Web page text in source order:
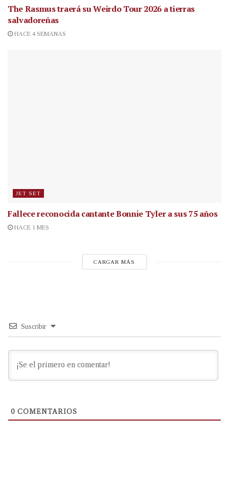
The Rasmus traerá su Weirdo Tour 2026 a tierras
salvadoreñas
HACE 4 SEMANAS
JET SET
Fallece reconocida cantanteBonnie Tyler a sus 75 años
HACE 1 MES
CARGAR MÁS
Suscribir
0 COMENTARIOS